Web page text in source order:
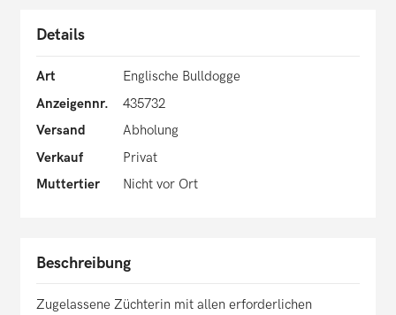
Details
Art
Englische Bulldogge
Anzeigennr.
435732
Versand
Abholung
Verkauf
Privat
Muttertier
Nicht vor Ort
Beschreibung
Zugelassene Züchterin mit allen erforderlichen